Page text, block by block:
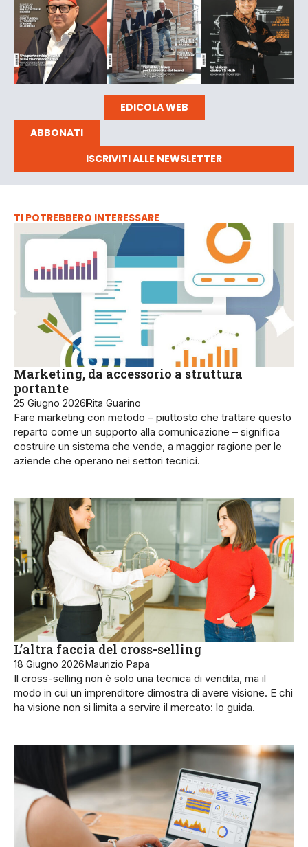
EDICOLA WEB
ABBONATI
ISCRIVITI ALLE NEWSLETTER
TI POTREBBERO INTERESSARE
Marketing, da accessorio a struttura
portante
25 Giugno 2026Rita Guarino
Fare marketing con metodo – piuttosto che trattare questo
reparto come un supporto alla comunicazione – significa
costruire un sistema che vende, a maggior ragione per le
aziende che operano nei settori tecnici.
L’altra faccia del cross-selling
18 Giugno 2026Maurizio Papa
Il cross-selling non è solo una tecnica di vendita, ma il
modo in cui un imprenditore dimostra di avere visione. E chi
ha visione non si limita a servire il mercato: lo guida.